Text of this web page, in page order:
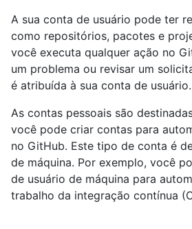
A sua conta de usuário pode ter
como repositórios, pacotes e
você executa qualquer ação no
um problema ou revisar um
é atribuída à sua conta de usuário.
As contas pessoais são
você pode criar contas para
no GitHub. Este tipo de conta é
de máquina. Por exemplo, você
de usuário de máquina para
trabalho da integração contínua